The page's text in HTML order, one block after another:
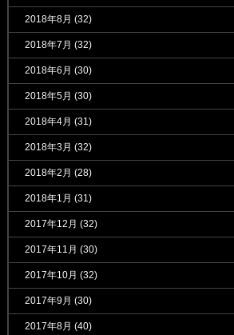
2018年8月 (32)
2018年7月 (32)
2018年6月 (30)
2018年5月 (30)
2018年4月 (31)
2018年3月 (32)
2018年2月 (28)
2018年1月 (31)
2017年12月 (32)
2017年11月 (30)
2017年10月 (32)
2017年9月 (30)
2017年8月 (40)